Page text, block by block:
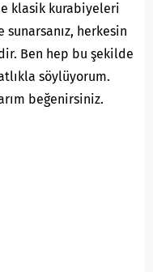
klasik kurabiyeleri
herkesin
Ben hep bu şekilde
söylüyorum.
beğenirsiniz.